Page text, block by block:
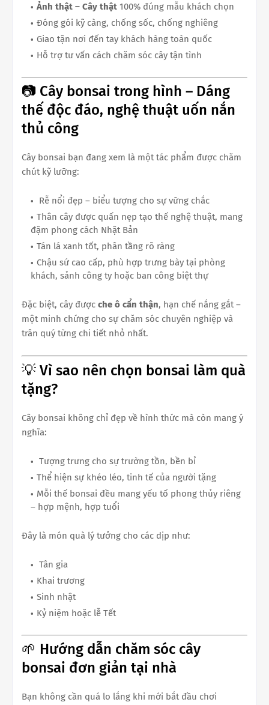
Ảnh thật – Cây thật 100% đúng mẫu khách chọn
Đóng gói kỹ càng, chống sốc, chống nghiêng
Giao tận nơi đến tay khách hàng toàn quốc
Hỗ trợ tư vấn cách chăm sóc cây tận tình
📷 Cây bonsai trong hình – Dáng
thế độc đáo, nghệ thuật uốn nắn
thủ công
Cây bonsai bạn đang xem là một tác phẩm được chăm
chút kỹ lưỡng:
Rễ nổi đẹp – biểu tượng cho sự vững chắc
Thân cây được quấn nẹp tạo thế nghệ thuật, mang
đậm phong cách Nhật Bản
Tán lá xanh tốt, phân tầng rõ ràng
Chậu sứ cao cấp, phù hợp trưng bày tại phòng
khách, sảnh công ty hoặc ban công biệt thự
Đặc biệt, cây được che ô cẩn thận, hạn chế nắng gắt –
một minh chứng cho sự chăm sóc chuyên nghiệp và
trân quý từng chi tiết nhỏ nhất.
💡 Vì sao nên chọn bonsai làm quà
tặng?
Cây bonsai không chỉ đẹp về hình thức mà còn mang ý
nghĩa:
Tượng trưng cho sự trường tồn, bền bỉ
Thể hiện sự khéo léo, tinh tế của người tặng
Mỗi thế bonsai đều mang yếu tố phong thủy riêng
– hợp mệnh, hợp tuổi
Đây là món quà lý tưởng cho các dịp như:
Tân gia
Khai trương
Sinh nhật
Kỷ niệm hoặc lễ Tết
🌱 Hướng dẫn chăm sóc cây
bonsai đơn giản tại nhà
Bạn không cần quá lo lắng khi mới bắt đầu chơi